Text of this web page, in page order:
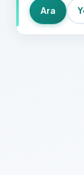
Ara